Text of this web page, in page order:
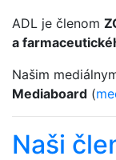
ADL je členom
a
Našim
Mediaboard (
Naši